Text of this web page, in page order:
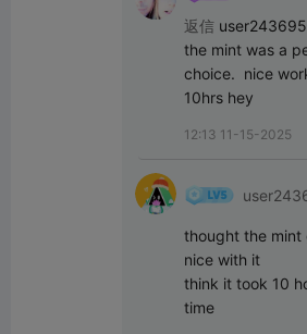
返信
the mint was a
choice.  nice
10hrs hey
12:13 11-15-2025
thought the mint
nice with it
think it took 10
time